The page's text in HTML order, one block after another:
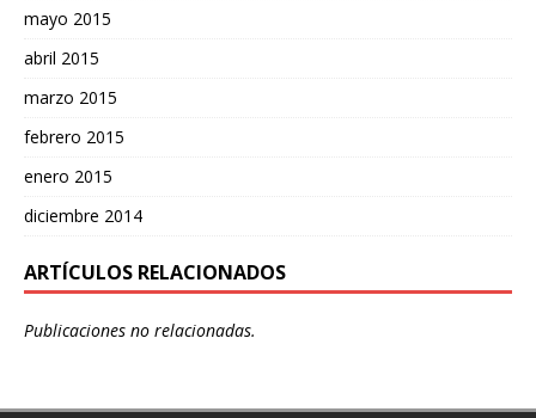
mayo 2015
abril 2015
marzo 2015
febrero 2015
enero 2015
diciembre 2014
ARTÍCULOS RELACIONADOS
Publicaciones no relacionadas.